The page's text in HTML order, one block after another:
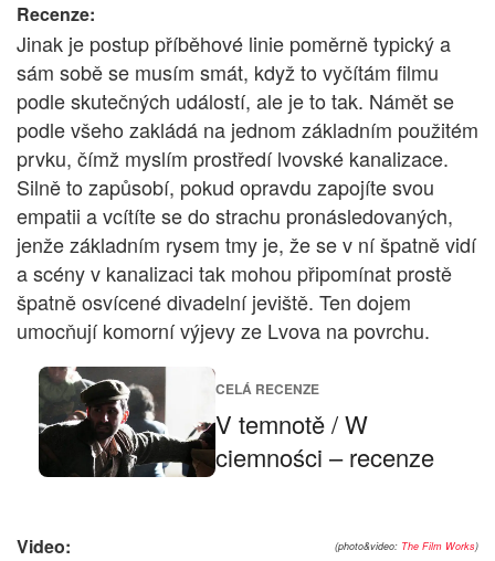
Recenze:
Jinak je postup příběhové linie poměrně typický a
sám sobě se musím smát, když to vyčítám filmu
podle skutečných událostí, ale je to tak. Námět se
podle všeho zakládá na jednom základním použitém
prvku, čímž myslím prostředí lvovské kanalizace.
Silně to zapůsobí, pokud opravdu zapojíte svou
empatii a vcítíte se do strachu pronásledovaných,
jenže základním rysem tmy je, že se v ní špatně vidí
a scény v kanalizaci tak mohou připomínat prostě
špatně osvícené divadelní jeviště. Ten dojem
umocňují komorní výjevy ze Lvova na povrchu.
CELÁ RECENZE
V temnotě / W
ciemności – recenze
(photo&video: The Film Works)
Video: